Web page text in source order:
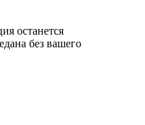
останется
без вашего